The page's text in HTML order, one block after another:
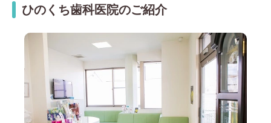
ひのくち歯科医院のご紹介